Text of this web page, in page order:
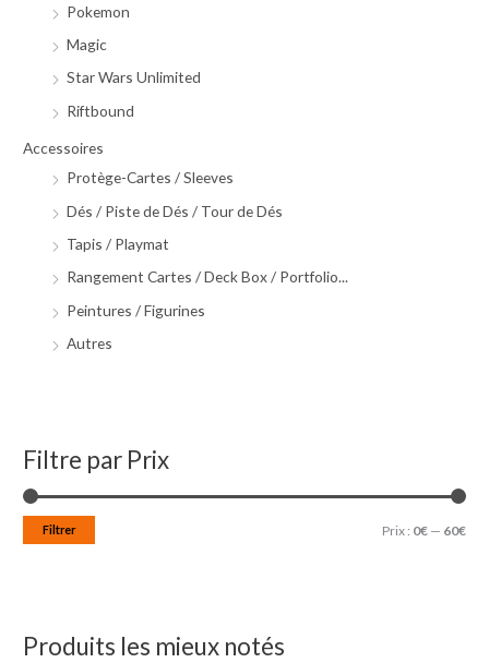
Pokemon
Magic
Star Wars Unlimited
Riftbound
Accessoires
Protège-Cartes / Sleeves
Dés / Piste de Dés / Tour de Dés
Tapis / Playmat
Rangement Cartes / Deck Box / Portfolio...
Peintures / Figurines
Autres
Filtre par Prix
Filtrer Prix : 0€— 60€
Produits les mieux notés